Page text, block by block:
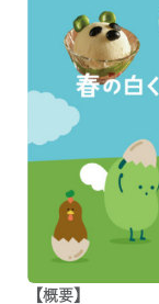
【概要】